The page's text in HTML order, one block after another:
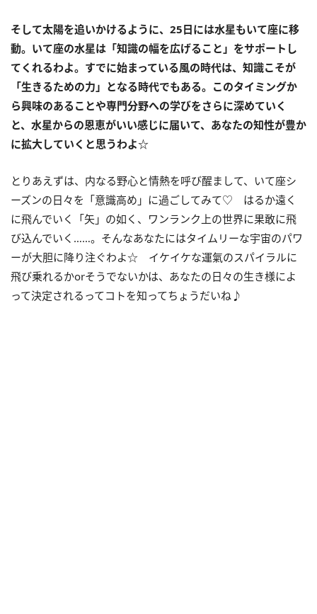
そして太陽を追いかけるように、 25日には水星もいて座に移
動。いて座の水星は「知識の幅を広げること」をサポートし
てくれるわよ。すでに始まっている風の時代は、知識こそが
「生きるための力」となる時代でもある。このタイミングか
ら興味のあることや専門分野への学びをさらに深めていく
と、水星からの恩恵がいい感じに届いて、あなたの知性が豊か
に拡大していくと思うわよ☆
とりあえずは、内なる野心と情熱を呼び醒まして、いて座シ
ーズンの日々を「意識高め」に過ごしてみて♡ はるか遠く
に飛んでいく「矢」の如く、ワンランク上の世界に果敢に飛
び込んでいく……。そんなあなたにはタイムリーな宇宙のパワ
ーが大胆に降り注ぐわよ☆ イケイケな運氣のスパイラルに
飛び乗れるかorそうでないかは、あなたの日々の生き様によ
って決定されるってコトを知ってちょうだいね♪